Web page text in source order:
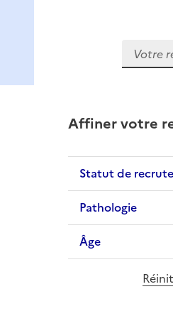
Votre
Affiner votre
Statut de
Pathologie
Âge